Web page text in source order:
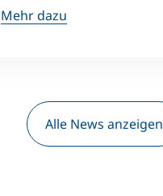
Mehr dazu
Alle News anzeigen